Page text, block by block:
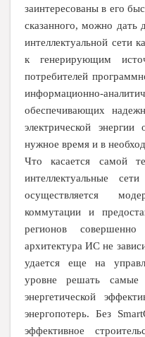
заинтересованы в его
сказанного, можно дать
интеллектуальной сети
к генерирующим
потребителей
информационно-
обеспечивающих
электрической
нужное время и в
Что касается самой
интеллектуальные
осуществляется
коммутации и
регионов
архитектура ИС не
удается еще на
уровне решать самые
энергетической
энергопотерь. Без
эффективное